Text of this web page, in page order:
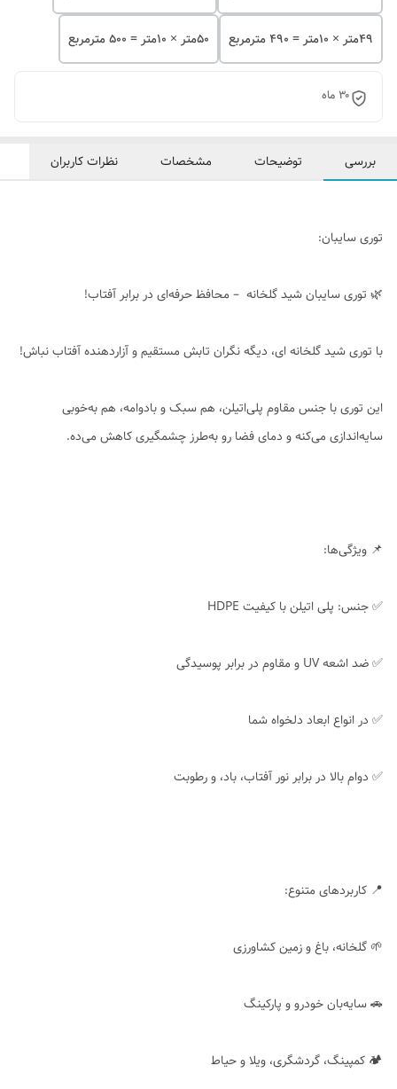
۴۹متر × 10متر = 490 مترمربع ۵۰متر × 10متر = 500 مترمربع
۳۰ ماه
بررسی توضیحات مشخصات نظرات کاربران
توری سایبان:
🌿 توری سایبان شید گلخانه – محافظ حرفه‌ای در برابر آفتاب!
با توری شید گلخانه ای، دیگه نگران تابش مستقیم و آزاردهنده آفتاب نباش!
این توری با جنس مقاوم پلی‌اتیلن، هم سبک و بادوامه، هم به‌خوبی
سایه‌اندازی می‌کنه و دمای فضا رو به‌طرز چشمگیری کاهش می‌ده.
📌 ویژگی‌ها:
✅ جنس: پلی اتیلن با کیفیت HDPE
✅ ضد اشعه UV و مقاوم در برابر پوسیدگی
✅ در انواع ابعاد دلخواه شما
✅ دوام بالا در برابر نور آفتاب، باد، و رطوبت
📍 کاربردهای متنوع:
🌱 گلخانه، باغ و زمین کشاورزی
🚗 سایه‌بان خودرو و پارکینگ
🏕 کمپینگ، گردشگری، ویلا و حیاط